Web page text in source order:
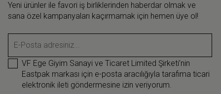
Alışverişte ya da hafif günlük gezilerde alternatif bir taşıma
Şehir hayatının hızına ayak uydurmak, doğru ekipmanlarla
çantası tasarımlarımız beklentilerini fazlasıyla karşılar.
arasında yer alır.
Antrenman öncesi veya sonrasında rahatlıkla
Yeni ürünler ile favori iş birliklerinden haberdar olmak ve
sana özel kampanyaları kaçırmamak için hemen üye ol!
E-Posta adresiniz...
VF Ege Giyim Sanayi ve Ticaret Limited Şirketi’nin
Eastpak markası için e-posta aracılığıyla tarafıma ticari
elektronik ileti göndermesine izin veriyorum.